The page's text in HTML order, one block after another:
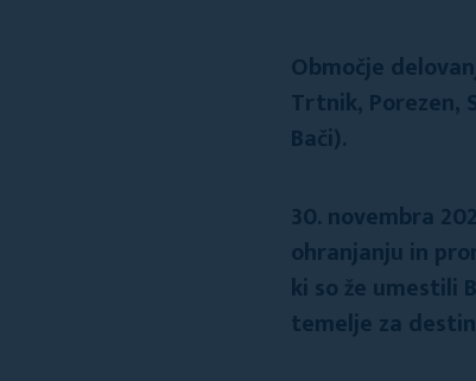
Območje
Trtnik, Porezen,
Bači).
30. novembra
ohranjanju in
ki so že umestili
temelje za